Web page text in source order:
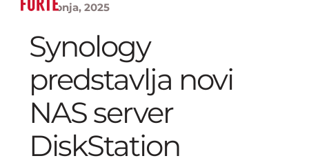
7. svibnja, 2025
Synology
predstavlja novi
NAS server
DiskStation